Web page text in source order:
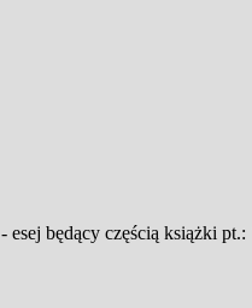
- esej będący częścią książki pt.: